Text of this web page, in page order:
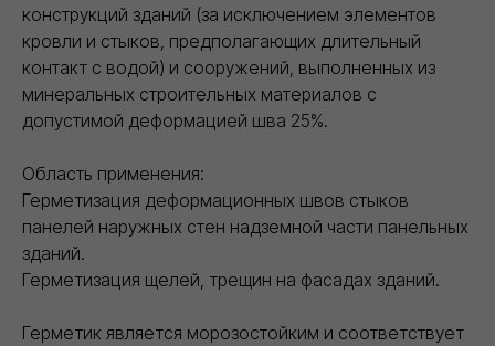
конструкций зданий (за исключением элементов
кровли и стыков, предполагающих длительный
контакт с водой) и сооружений, выполненных из
минеральных строительных материалов с
допустимой деформацией шва 25%.
Область применения:
Герметизация деформационных швов стыков
панелей наружных стен надземной части панельных
зданий.
Герметизация щелей, трещин на фасадах зданий.
Герметик является морозостойким и соответствует
характеристиках и стоимости материалов, обращайтесь к
менеджерам.
Внимание! Цвета товаров могут отличаться от изображения
на сайте ввиду особенностей цветопередачи монитора и